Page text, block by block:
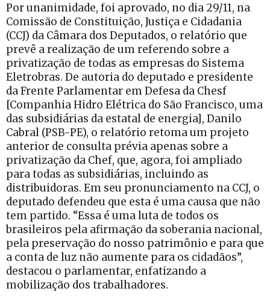
Por unanimidade, foi aprovado, no dia 29/11, na
Comissão de Constituição, Justiça e Cidadania
(CCJ) da Câmara dos Deputados, o relatório que
prevê a realização de um referendo sobre a
privatização de todas as empresas do Sistema
Eletrobras. De autoria do deputado e presidente
da Frente Parlamentar em Defesa da Chesf
[Companhia Hidro Elétrica do São Francisco, uma
das subsidiárias da estatal de energia], Danilo
Cabral (PSB-PE), o relatório retoma um projeto
anterior de consulta prévia apenas sobre a
privatização da Chef, que, agora, foi ampliado
para todas as subsidiárias, incluindo as
distribuidoras. Em seu pronunciamento na CCJ, o
deputado defendeu que esta é uma causa que não
tem partido. “Essa é uma luta de todos os
brasileiros pela afirmação da soberania nacional,
pela preservação do nosso patrimônio e para que
a conta de luz não aumente para os cidadãos”,
destacou o parlamentar, enfatizando a
mobilização dos trabalhadores.